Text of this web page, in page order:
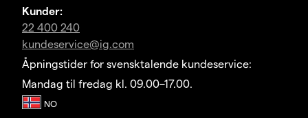
Kunder:
22 400 240
kundeservice@ig.com
Åpningstider for svensktalende kundeservice:
Mandag til fredag kl. 09.00–17.00.